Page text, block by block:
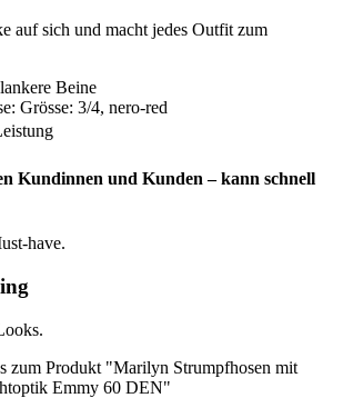
auf sich und macht jedes Outfit zum
Beine
Grösse: 3/4, nero-red
Kundinnen und Kunden – kann schnell
have.
zum Produkt "Marilyn Strumpfhosen mit
Emmy 60 DEN"